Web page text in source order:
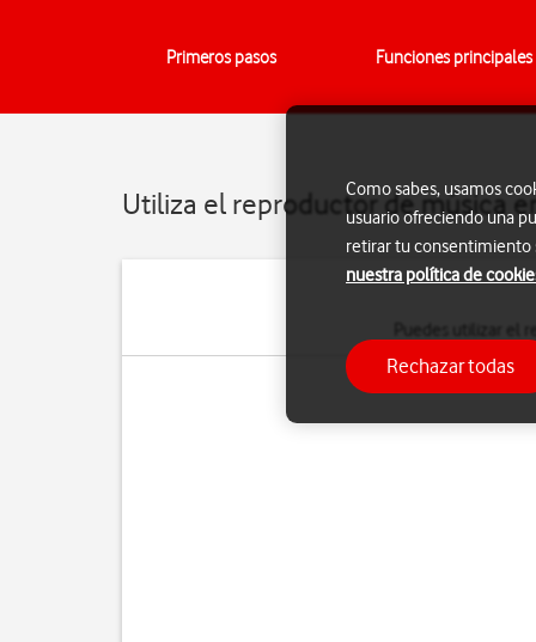
Primeros pasos Funciones principales
Utiliza el reproductor de música
Como sabes, usamos
usuario ofreciendo una
retirar tu consentimiento
nuestra política de
Rechazar todas